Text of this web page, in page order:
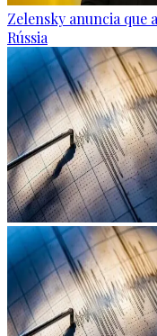
Zelensky anuncia que
Rússia